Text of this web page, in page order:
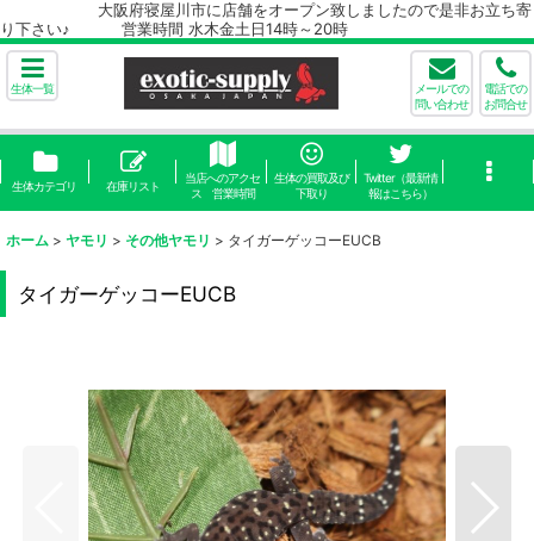
大阪府寝屋川市に店舗をオープン致しましたので是非お立ち寄
り下さい♪ 営業時間 水木金土日14時～20時
生体一覧
メールでの
問い合わせ
電話での
お問合せ
生体カテゴリ 在庫リスト
当店へのアクセ
ス 営業時間
生体の買取及び
下取り
Twitter（最新情
報はこちら）
ホーム > ヤモリ > その他ヤモリ > タイガーゲッコーEUCB
タイガーゲッコーEUCB